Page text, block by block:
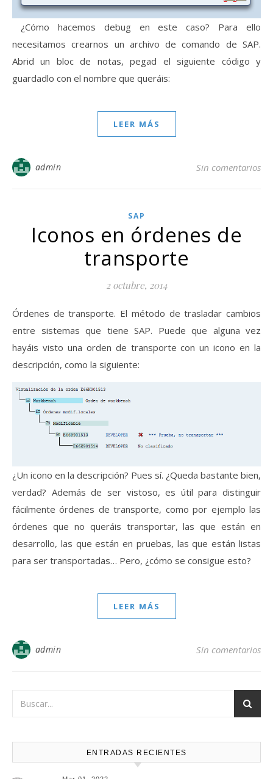
¿Cómo hacemos debug en este caso? Para ello
necesitamos crearnos un archivo de comando de SAP.
Abrid un bloc de notas, pegad el siguiente código y
guardadlo con el nombre que queráis:
LEER MÁS
admin Sin comentarios
SAP
Iconos en órdenes de
transporte
2 octubre, 2014
Órdenes de transporte. El método de trasladar cambios
entre sistemas que tiene SAP. Puede que alguna vez
hayáis visto una orden de transporte con un icono en la
descripción, como la siguiente:
¿Un icono en la descripción? Pues sí. ¿Queda bastante bien,
verdad? Además de ser vistoso, es útil para distinguir
fácilmente órdenes de transporte, como por ejemplo las
órdenes que no queráis transportar, las que están en
desarrollo, las que están en pruebas, las que están listas
para ser transportadas… Pero, ¿cómo se consigue esto?
LEER MÁS
admin Sin comentarios
ENTRADAS RECIENTES